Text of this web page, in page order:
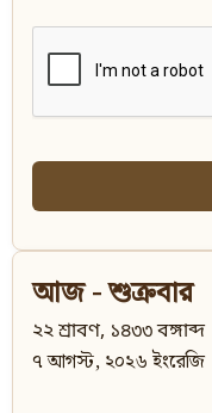
আজ - শুক্রবার
২২ শ্রাবণ, ১৪৩৩ বঙ্গাব্দ
৭ আগস্ট, ২০২৬ ইংরেজি